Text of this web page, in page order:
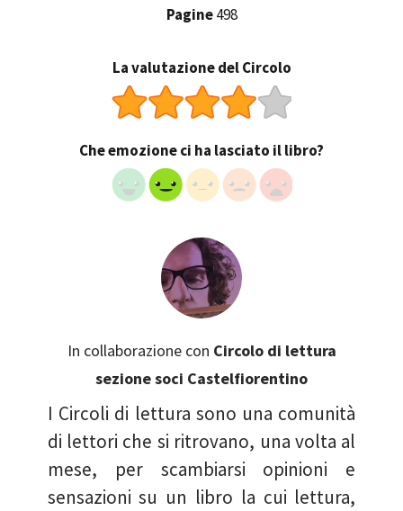
Pagine498
La valutazione del Circolo
Che emozione ci ha lasciato il libro?
In collaborazione con Circolo di lettura
sezione soci Castelfiorentino
I Circoli di lettura sono una comunità
di lettori che si ritrovano, una volta al
mese, per scambiarsi opinioni e
sensazioni su un libro la cui lettura,